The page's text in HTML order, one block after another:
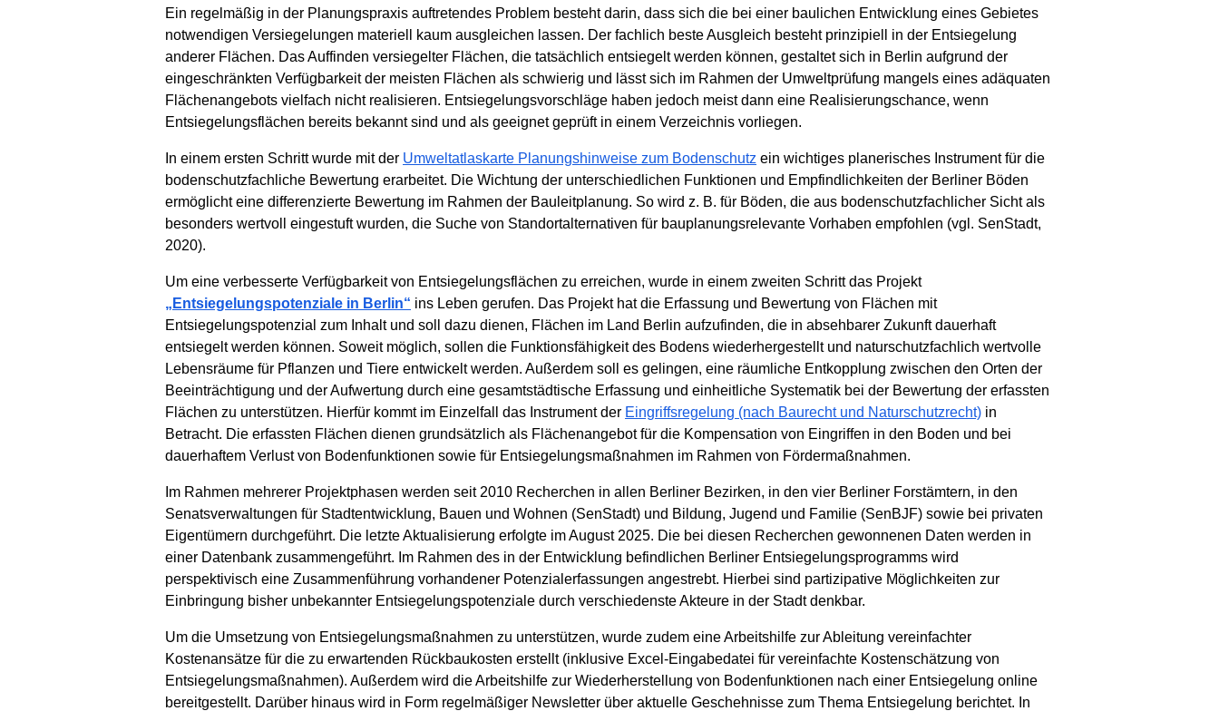
Ein regelmäßig in der Planungspraxis auftretendes Problem besteht darin, dass sich die bei einer baulichen Entwicklung eines Gebietes
notwendigen Versiegelungen materiell kaum ausgleichen lassen. Der fachlich beste Ausgleich besteht prinzipiell in der Entsiegelung
anderer Flächen. Das Auffinden versiegelter Flächen, die tatsächlich entsiegelt werden können, gestaltet sich in Berlin aufgrund der
eingeschränkten Verfügbarkeit der meisten Flächen als schwierig und lässt sich im Rahmen der Umweltprüfung mangels eines adäquaten
Flächenangebots vielfach nicht realisieren. Entsiegelungsvorschläge haben jedoch meist dann eine Realisierungschance, wenn
Entsiegelungsflächen bereits bekannt sind und als geeignet geprüft in einem Verzeichnis vorliegen.
In einem ersten Schritt wurde mit der Umweltatlaskarte Planungshinweise zum Bodenschutz ein wichtiges planerisches Instrument für die
bodenschutzfachliche Bewertung erarbeitet. Die Wichtung der unterschiedlichen Funktionen und Empfindlichkeiten der Berliner Böden
ermöglicht eine differenzierte Bewertung im Rahmen der Bauleitplanung. So wird z. B. für Böden, die aus bodenschutzfachlicher Sicht als
besonders wertvoll eingestuft wurden, die Suche von Standortalternativen für bauplanungsrelevante Vorhaben empfohlen (vgl. SenStadt,
2020).
Um eine verbesserte Verfügbarkeit von Entsiegelungsflächen zu erreichen, wurde in einem zweiten Schritt das Projekt
„Entsiegelungspotenziale in Berlin“ ins Leben gerufen. Das Projekt hat die Erfassung und Bewertung von Flächen mit
Entsiegelungspotenzial zum Inhalt und soll dazu dienen, Flächen im Land Berlin aufzufinden, die in absehbarer Zukunft dauerhaft
entsiegelt werden können. Soweit möglich, sollen die Funktionsfähigkeit des Bodens wiederhergestellt und naturschutzfachlich wertvolle
Lebensräume für Pflanzen und Tiere entwickelt werden. Außerdem soll es gelingen, eine räumliche Entkopplung zwischen den Orten der
Beeinträchtigung und der Aufwertung durch eine gesamtstädtische Erfassung und einheitliche Systematik bei der Bewertung der erfassten
Flächen zu unterstützen. Hierfür kommt im Einzelfall das Instrument der Eingriffsregelung (nach Baurecht und Naturschutzrecht) in
Betracht. Die erfassten Flächen dienen grundsätzlich als Flächenangebot für die Kompensation von Eingriffen in den Boden und bei
dauerhaftem Verlust von Bodenfunktionen sowie für Entsiegelungsmaßnahmen im Rahmen von Fördermaßnahmen.
Im Rahmen mehrerer Projektphasen werden seit 2010 Recherchen in allen Berliner Bezirken, in den vier Berliner Forstämtern, in den
Senatsverwaltungen für Stadtentwicklung, Bauen und Wohnen (SenStadt) und Bildung, Jugend und Familie (SenBJF) sowie bei privaten
Eigentümern durchgeführt. Die letzte Aktualisierung erfolgte im August 2025. Die bei diesen Recherchen gewonnenen Daten werden in
einer Datenbank zusammengeführt. Im Rahmen des in der Entwicklung befindlichen Berliner Entsiegelungsprogramms wird
perspektivisch eine Zusammenführung vorhandener Potenzialerfassungen angestrebt. Hierbei sind partizipative Möglichkeiten zur
Einbringung bisher unbekannter Entsiegelungspotenziale durch verschiedenste Akteure in der Stadt denkbar.
Um die Umsetzung von Entsiegelungsmaßnahmen zu unterstützen, wurde zudem eine Arbeitshilfe zur Ableitung vereinfachter
Kostenansätze für die zu erwartenden Rückbaukosten erstellt (inklusive Excel-Eingabedatei für vereinfachte Kostenschätzung von
Entsiegelungsmaßnahmen). Außerdem wird die Arbeitshilfe zur Wiederherstellung von Bodenfunktionen nach einer Entsiegelung online
bereitgestellt. Darüber hinaus wird in Form regelmäßiger Newsletter über aktuelle Geschehnisse zum Thema Entsiegelung berichtet. In